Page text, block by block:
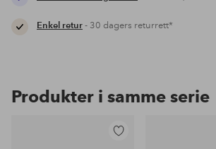
Enkel retur- 30 dagers returrett*
Produkter i samme serie